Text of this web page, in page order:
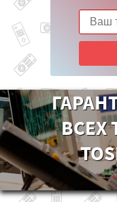
ВСЕХ